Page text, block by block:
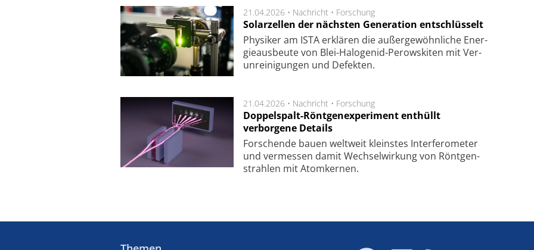
21.04.2026 • Nachricht • Forschung
Solarzellen der nächsten Generation entschlüsselt
Physiker am ISTA er­klä­ren die außer­ge­wöhn­li­che Ener­
gie­aus­beu­te von Blei-Halo­ge­nid-Perows­ki­ten mit Ver­
unrei­ni­gung­en und De­fek­ten.
21.04.2026 • Nachricht • Forschung
Doppelspalt-Röntgenexperiment enthüllt
verborgene Details
For­schen­de bau­en welt­weit kleins­tes In­ter­fe­ro­me­ter
und ver­mes­sen da­mit Wech­sel­wir­kung von Rönt­gen­
strah­len mit Atom­ker­nen.